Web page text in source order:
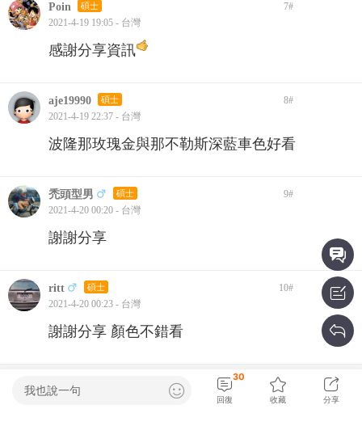
Poin 碩士 7#
2021-4-19 19:05 - 台灣
感謝分享資訊
aje19990 碩士 8#
2021-4-19 22:37 - 台灣
波隆那玫瑰金與那不勒斯深藍車色好看
禿頭型男 碩士 9#
2021-4-20 00:20 - 台灣
謝謝分享
ritt 碩士 10#
2021-4-20 00:23 - 台灣
謝謝分享 顏色不錯看
第1頁 下一頁
我也說一句
回復
30
收藏 分享